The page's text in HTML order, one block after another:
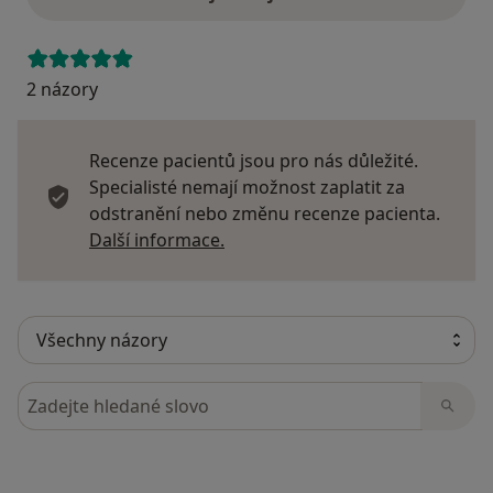
2 názory
Recenze pacientů jsou pro nás důležité.
Specialisté nemají možnost zaplatit za
odstranění nebo změnu recenze pacienta.
Další informace.
Hledejte v názorech